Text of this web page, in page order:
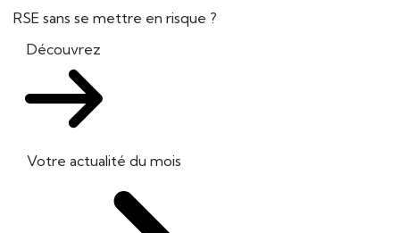
RSE sans se mettre en risque ?
Découvrez
Votre actualité du mois